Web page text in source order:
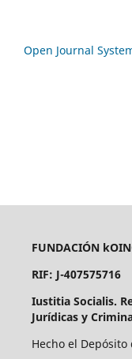
Open Journal
FUNDACIÓN
RIF: J-407575716
Iustitia Socialis.
Jurídicas y
Hecho el Depósito